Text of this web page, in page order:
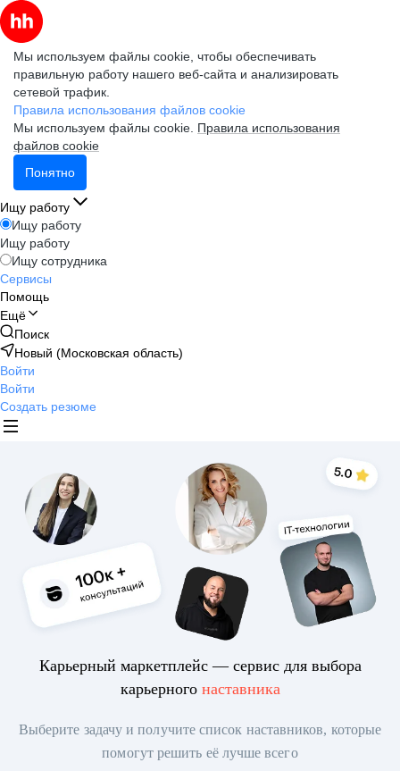
Мы используем файлы cookie, чтобы обеспечивать
правильную работу нашего веб-сайта и анализировать
сетевой трафик.
Правила использования файлов cookie
Мы используем файлы cookie. Правила использования
файлов cookie
Понятно
Ищу работу
Ищу работу
Ищу работу
Ищу сотрудника
Сервисы
Помощь
Ещё
Поиск
Новый (Московская область)
Войти
Войти
Создать резюме
Карьерный маркетплейс — сервис для выбора
карьерного наставника
Выберите задачу и получите список наставников, которые
помогут решить её лучше всего